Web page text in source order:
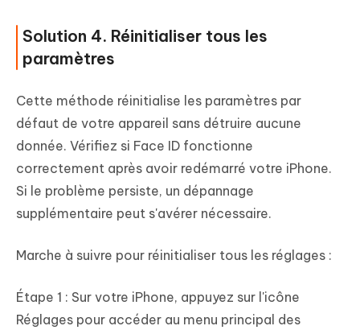
Solution 4. Réinitialiser tous les
paramètres
Cette méthode réinitialise les paramètres par
défaut de votre appareil sans détruire aucune
donnée. Vérifiez si Face ID fonctionne
correctement après avoir redémarré votre iPhone.
Si le problème persiste, un dépannage
supplémentaire peut s'avérer nécessaire.
Marche à suivre pour réinitialiser tous les réglages :
Étape 1 : Sur votre iPhone, appuyez sur l'icône
Réglages pour accéder au menu principal des